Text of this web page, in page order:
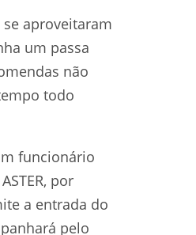
aproveitaram
um passa
não
todo
funcionário
por
a entrada do
pelo